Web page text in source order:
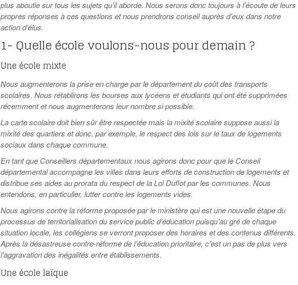
Malle pédagogique «
Parcours d’exils d’hier
et d’aujourd’hui »
La ligue 95 et
Recyclivre
Education aux médias
Les veilleurs de l’info
Education verte
Formation Eco-
Pour s’inscrire
plus aboutie sur tous les sujets qu’il aborde. Nous serons donc toujours à l’écoute de leurs
propres réponses à ces questions et nous prendrons conseil auprès d’eux dans notre
action d’élus.
1- Quelle école voulons-nous pour demain ?
Une école mixte
Nous augmenterons la prise en charge par le département du coût des transports
scolaires. Nous rétablirons les bourses aux lycéens et étudiants qui ont été supprimées
récemment et nous augmenterons leur nombre si possible.
La carte scolaire doit bien sûr être respectée mais la mixité scolaire suppose aussi la
mixité des quartiers et donc, par exemple, le respect des lois sur le taux de logements
sociaux dans chaque commune.
En tant que Conseillers départementaux nous agirons donc pour que le Conseil
départemental accompagne les villes dans leurs efforts de construction de logements et
distribue ses aides au prorata du respect de la Loi Duflot par les communes. Nous
entendons, en particulier, lutter contre les logements vides.
Nous agirons contre la réforme proposée par le ministère qui est une nouvelle étape du
processus de territorialisation du service public d’éducation puisqu’au gré de chaque
situation locale, les collégiens se verront proposer des horaires et des contenus différents.
Après la désastreuse contre-réforme de l’éducation prioritaire, c’est un pas de plus vers
l’aggravation des inégalités entre établissements.
Une école laïque